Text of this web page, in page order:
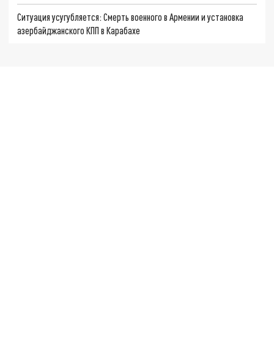
Ситуация усугубляется: Смерть военного в Армении и установка
азербайджанского КПП в Карабахе